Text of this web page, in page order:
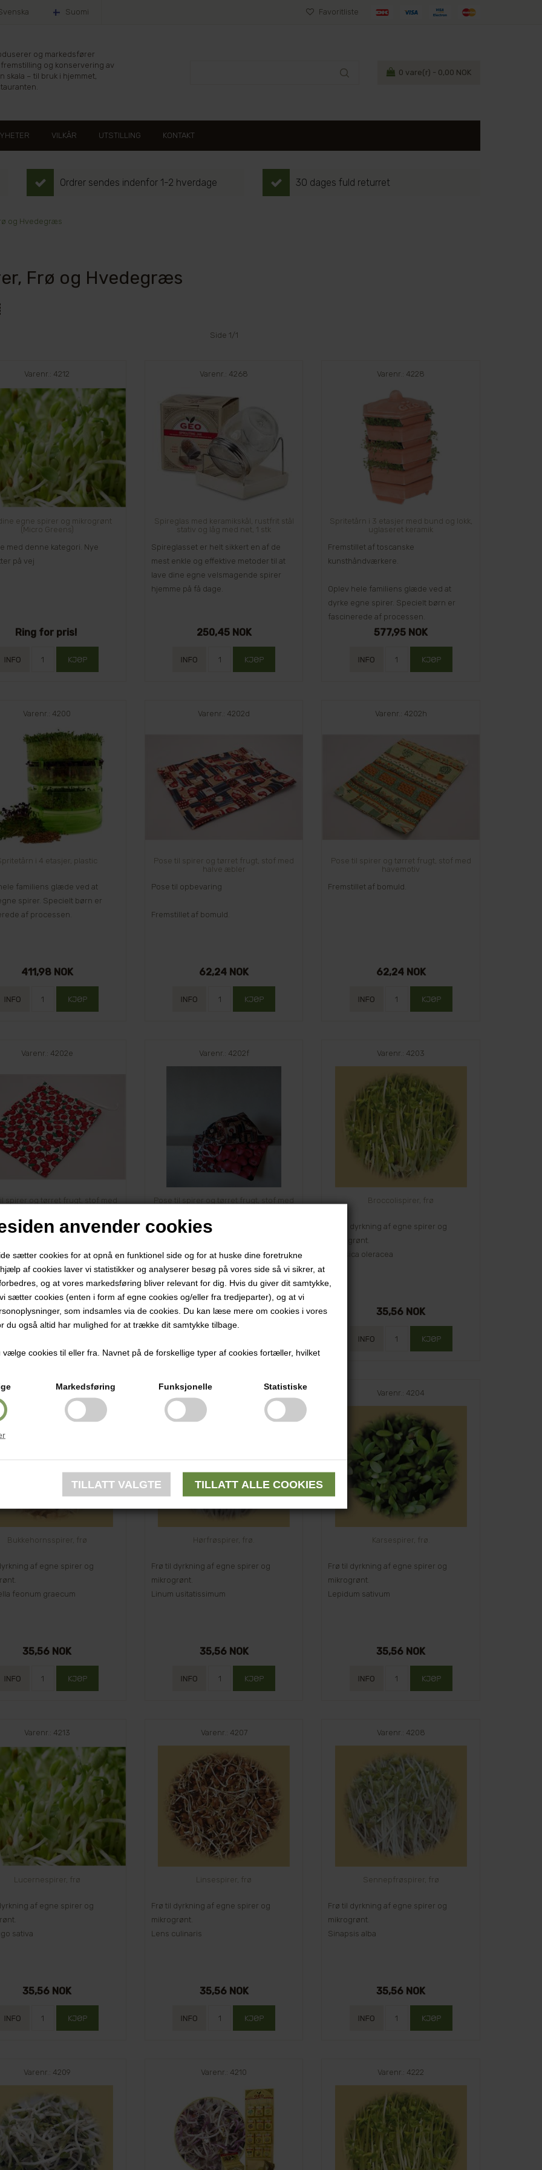
anvender cookies
sætter cookies for at opnå en funktionel side og for at huske dine foretrukne
af cookies laver vi statistikker og analyserer besøg på vores side så vi sikrer, at
og at vores markedsføring bliver relevant for dig. Hvis du giver dit samtykke,
sætter cookies (enten i form af egne cookies og/eller fra tredjeparter), og at vi
som indsamles via de cookies. Du kan læse mere om cookies i vores
du også altid har mulighed for at trække dit samtykke tilbage.
vælge cookies til eller fra. Navnet på de forskellige typer af cookies fortæller, hvilket
Markedsføring Funksjonelle Statistiske
Suomi Favoritliste
og markedsfører
og konservering av
skala – til bruk i hjemmet,
0 vare(r) - 0,00 NOK
VILKÅR UTSTILLING KONTAKT
Ordrer sendes indenfor 1-2 hverdage 30 dages fuld returret
og Hvedegræs
Frø og Hvedegræs
Side 1/1
Varenr.: 4212
egne spirer og mikrogrønt
(Micro Greens)
med denne kategori. Nye
på vej
Ring for pris!
Varenr.: 4268
Spireglas med keramikskål, rustfrit stål
stativ og låg med net, 1 stk
Spireglasset er helt sikkert en af de
mest enkle og effektive metoder til at
lave dine egne velsmagende spirer
hjemme på få dage.
250,45 NOK
Varenr.: 4228
Spritetårn i 3 etasjer med bund og lokk,
uglaseret keramik
Fremstillet af toscanske
kunsthåndværkere.
Oplev hele familiens glæde ved at
dyrke egne spirer. Specielt børn er
fascinerede af processen.
577,95 NOK
Varenr.: 4200
i 4 etasjer, plastic
familiens glæde ved at
spirer. Specielt børn er
af processen.
411,98 NOK
Varenr.: 4202d
Pose til spirer og tørret frugt, stof med
halve æbler
Pose til opbevaring
Fremstillet af bomuld.
62,24 NOK
Varenr.: 4202h
Pose til spirer og tørret frugt, stof med
havemotiv
Fremstillet af bomuld.
62,24 NOK
Varenr.: 4202e
spirer og tørret frugt, stof med
opbevaring
af bomuld.
62,24 NOK
Varenr.: 4202f
Pose til spirer og tørret frugt, stof med
62,24 NOK
Varenr.: 4203
Broccolispirer, frø
Frø til dyrkning af egne spirer og
mikrogrønt.
Brassica oleracea
35,56 NOK
Bukkehornsspirer, frø
af egne spirer og
feonum graecum
35,56 NOK
Hørfrøspirer, frø.
Frø til dyrkning af egne spirer og
mikrogrønt.
Linum usitatissimum
35,56 NOK
Varenr.: 4204
Karsespirer, frø.
Frø til dyrkning af egne spirer og
mikrogrønt.
Lepidum sativum
35,56 NOK
Varenr.: 4213
Lucernespirer, frø
af egne spirer og
sativa
35,56 NOK
Varenr.: 4207
Linsespirer, frø
Frø til dyrkning af egne spirer og
mikrogrønt.
Lens culinaris
35,56 NOK
Varenr.: 4208
Sennepfrøspirer, frø
Frø til dyrkning af egne spirer og
mikrogrønt.
Sinapsis alba
35,56 NOK
Varenr.: 4209 Varenr.: 4210 Varenr.: 4222